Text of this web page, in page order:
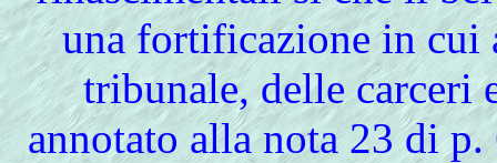
una fortificazione in cui
tribunale, delle carceri
annotato alla nota 23 di